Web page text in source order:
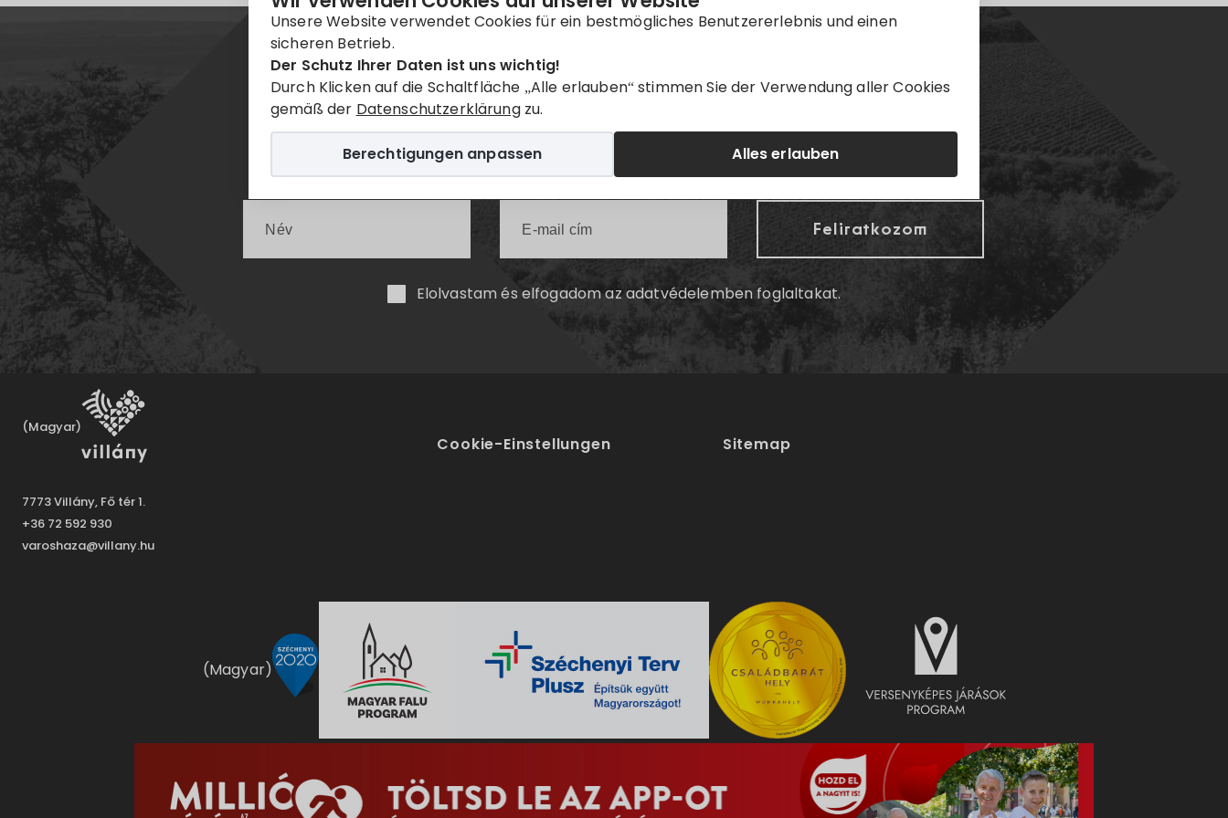
Unsere Website verwendet Cookies für ein bestmögliches Benutzererlebnis und einen
sicheren Betrieb.
Der Schutz Ihrer Daten ist uns wichtig!
Durch Klicken auf die Schaltfläche „Alle erlauben“ stimmen Sie der Verwendung aller Cookies
gemäß der Datenschutzerklärungzu.
Alles erlauben
Berechtigungen anpassen
Hírlevél
Értesüljön elsőként a legfrissebb villányi infókról!
Elolvastam és elfogadom azadatvédelemben foglaltakat.
(Magyar)
7773 Villány, Fő tér 1.
+36 72 592 930
varoshaza@villany.hu
Cookie-Einstellungen Sitemap
(Magyar)